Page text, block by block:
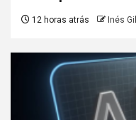
12 horas atrás Inés Gil